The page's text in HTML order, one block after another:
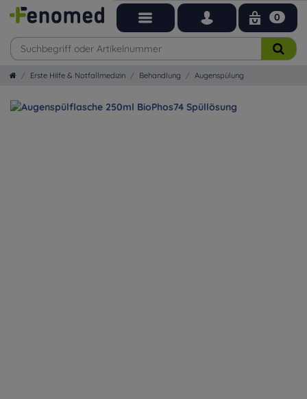
0
Erste Hilfe & Notfallmedizin Behandlung Augenspülung